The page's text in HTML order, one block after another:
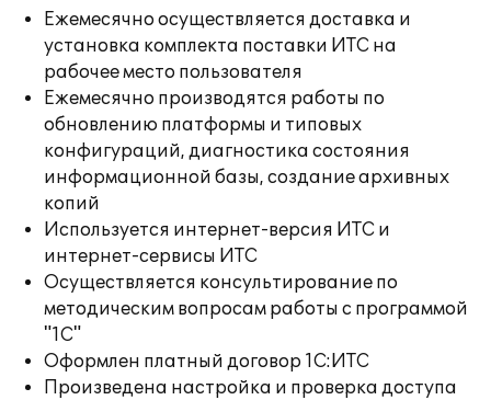
Ежемесячно осуществляется доставка и
установка комплекта поставки ИТС на
рабочее место пользователя
Ежемесячно производятся работы по
обновлению платформы и типовых
конфигураций, диагностика состояния
информационной базы, создание архивных
копий
Используется интернет-версия ИТС и
интернет-сервисы ИТС
Осуществляется консультирование по
методическим вопросам работы с программой
"1С"
Оформлен платный договор 1С:ИТС
Произведена настройка и проверка доступа